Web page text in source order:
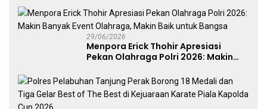
29/06/2026
Menpora Erick Thohir Apresiasi
Pekan Olahraga Polri 2026: Makin
untuk Bangsa